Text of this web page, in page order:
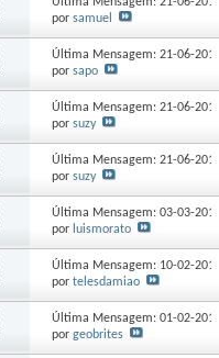
por samuel
Última Mensagem: 21-06-2010
por sapo
Última Mensagem: 21-06-2010
por suzy
Última Mensagem: 21-06-2010
por suzy
Última Mensagem: 03-03-2010
por luismorato
Última Mensagem: 10-02-2010
por telesdamiao
Última Mensagem: 01-02-2010
por geobrites